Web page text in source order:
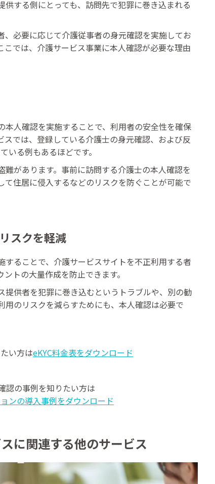
する側にとっても、訪問先で犯罪に巻き込まれる
必要に応じて介護従事者の身元確認を実施してお
では、介護サービス事業に本人確認が必要な理由
人確認を実施することで、利用者の安全性を確保
では、登録している介護士の身元確認、および反
いる例もあるほどです。
があります。事前に訪問する介護士の本人確認を
住居に侵入するなどのリスクを防ぐことが可能で
スクを軽減
ることで、介護サービスサイトを不正利用する者
トの大量作成を防止できます。
供者を犯罪に巻き込むというトラブルや、別の勧
のリスクを減らすためにも、本人確認は必要で
い方はeKYC料金表をダウンロード
認の事例を知りたい方は
ンの導入事例をダウンロード
に関連する他のサービス